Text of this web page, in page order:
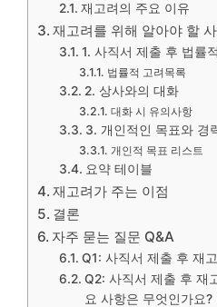
재고려의 주요 이유
재고려를 위해 알아야 할
1. 사직서 제출 후 법률
법률적 고려목록
2. 상사와의 대화
대화 시 유의사항
3. 개인적인 목표와 경
개인적 목표 리스트
요약 테이블
재고려가 주는 이점
결론
자주 묻는 질문 Q&A
Q1: 사직서 제출 후 재
Q2: 사직서 제출 후 재
요 사항은 무엇인가요?